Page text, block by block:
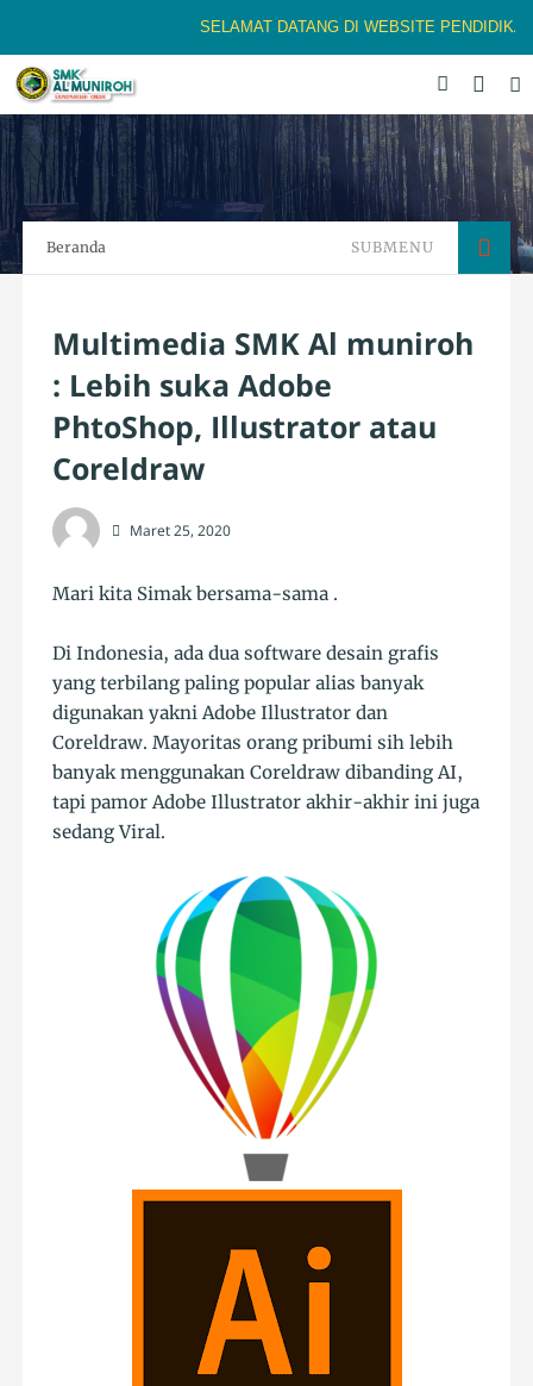
SELAMAT DATANG DI WEBSITE PENDIDIKAN
Beranda SUBMENU
Multimedia SMK Al muniroh
: Lebih suka Adobe
PhtoShop, Illustrator atau
Coreldraw
Maret 25, 2020
Mari kita Simak bersama-sama .
Di Indonesia, ada dua software desain grafis
yang terbilang paling popular alias banyak
digunakan yakni Adobe Illustrator dan
Coreldraw. Mayoritas orang pribumi sih lebih
banyak menggunakan Coreldraw dibanding AI,
tapi pamor Adobe Illustrator akhir-akhir ini juga
sedang Viral.